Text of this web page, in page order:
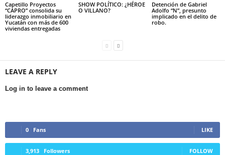
Capetillo Proyectos
“CAPRO” consolida su
liderazgo inmobiliario en
Yucatán con más de 600
viviendas entregadas
SHOW POLÍTICO: ¿HÉROE
O VILLANO?
Detención de Gabriel
Adolfo “N”, presunto
implicado en el delito de
robo.
LEAVE A REPLY
Log in to leave a comment
0 Fans LIKE
3,913 Followers FOLLOW